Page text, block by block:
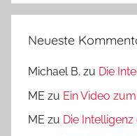
Neueste
Michael B. zu Die
ME zu Ein Video
ME zu Die